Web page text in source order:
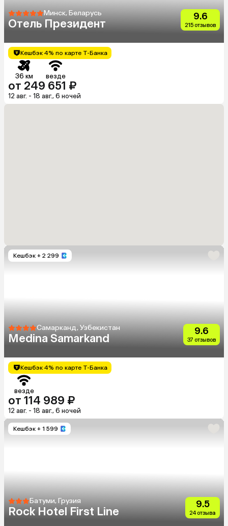
Минск, Беларусь
Отель Президент
9.6
215 отзывов
Кешбэк 4% по карте Т-Банка
36 км везде
от 249 651 ₽
12 авг. - 18 авг., 6 ночей
Кешбэк + 2 299
Самарканд, Узбекистан
Medina Samarkand
9.6
37 отзывов
Кешбэк 4% по карте Т-Банка
везде
от 114 989 ₽
12 авг. - 18 авг., 6 ночей
Кешбэк + 1 599
Батуми, Грузия
Rock Hotel First Line
9.5
24 отзыва